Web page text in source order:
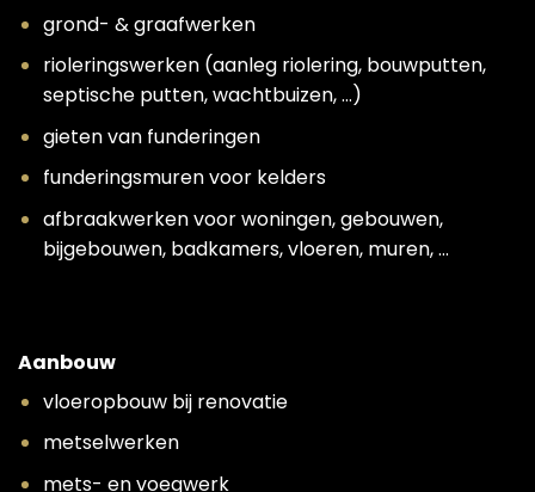
grond- & graafwerken
rioleringswerken (aanleg riolering, bouwputten,
septische putten, wachtbuizen, …)
gieten van funderingen
funderingsmuren voor kelders
afbraakwerken voor woningen, gebouwen,
bijgebouwen, badkamers, vloeren, muren, …
Aanbouw
vloeropbouw bij renovatie
metselwerken
mets- en voegwerk